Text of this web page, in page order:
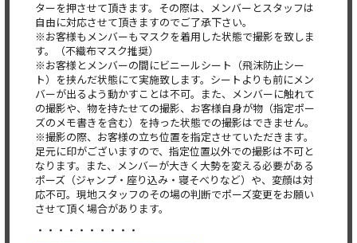
ターを押させて頂きます。その際は、メンバーとスタッフは
自由に対応させて頂きますのでご了承下さい。
※お客様もメンバーもマスクを着用した状態で撮影を致しま
す。（不織布マスク推奨）
※お客様とメンバーの間にビニールシート（飛沫防止シー
ト）を挟んだ状態にて実施致します。シートよりも前にメン
バーが出るよう動かすことは不可。また、メンバーに触れて
の撮影や、物を持たせての撮影、お客様自身が物（指定ポー
ズのメモ書きを含む）を持った状態での撮影はできません。
※撮影の際、お客様の立ち位置を指定させていただきます。
足元に印がございますので、指定位置以外での撮影は不可と
なります。また、メンバーが大きく大勢を変える必要がある
ポーズ（ジャンプ・座り込み・寝そべりなど）や、変顔は対
応不可。現地スタッフのその場の判断でポーズ変更をお願い
させて頂く場合があります。
・・・・・・・・・・